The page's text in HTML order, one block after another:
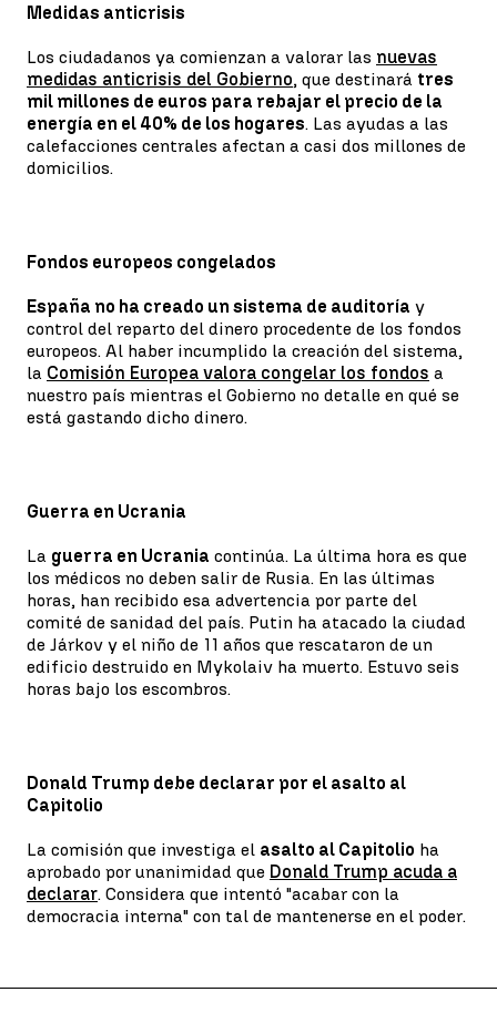
Medidas anticrisis
Los ciudadanos ya comienzan a valorar las nuevas
medidas anticrisis del Gobierno, que destinará tres
mil millones de euros para rebajar el precio de la
energía en el 40% de los hogares. Las ayudas a las
calefacciones centrales afectan a casi dos millones de
domicilios.
Fondos europeos congelados
España no ha creado un sistema de auditoría y
control del reparto del dinero procedente de los fondos
europeos. Al haber incumplido la creación del sistema,
la Comisión Europea valora congelar los fondos a
nuestro país mientras el Gobierno no detalle en qué se
está gastando dicho dinero.
Guerra en Ucrania
La guerra en Ucrania continúa. La última hora es que
los médicos no deben salir de Rusia. En las últimas
horas, han recibido esa advertencia por parte del
comité de sanidad del país. Putin ha atacado la ciudad
de Járkov y el niño de 11 años que rescataron de un
edificio destruido en Mykolaiv ha muerto. Estuvo seis
horas bajo los escombros.
Donald Trump debe declarar por el asalto al
Capitolio
La comisión que investiga el asalto al Capitolio ha
aprobado por unanimidad que Donald Trump acuda a
declarar. Considera que intentó "acabar con la
democracia interna" con tal de mantenerse en el poder.